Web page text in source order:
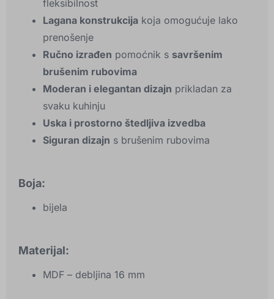
fleksibilnost
Lagana konstrukcija koja omogućuje lako
prenošenje
Ručno izrađen pomoćnik s savršenim
brušenim rubovima
Moderan i elegantan dizajn prikladan za
svaku kuhinju
Uska i prostorno štedljiva izvedba
Siguran dizajn s brušenim rubovima
Boja:
bijela
Materijal:
MDF – debljina 16 mm